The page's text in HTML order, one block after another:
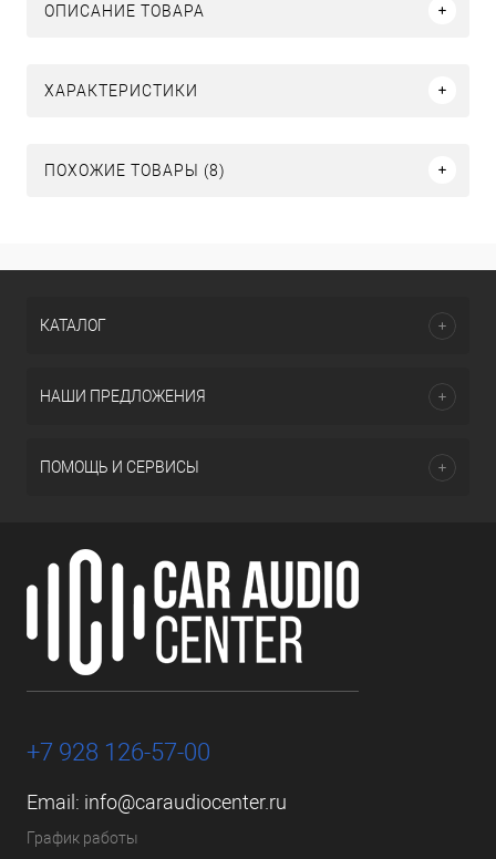
ОПИСАНИЕ ТОВАРА
ХАРАКТЕРИСТИКИ
ПОХОЖИЕ ТОВАРЫ (8)
КАТАЛОГ
НАШИ ПРЕДЛОЖЕНИЯ
ПОМОЩЬ И СЕРВИСЫ
+7 928 126-57-00
Email: info@caraudiocenter.ru
График работы